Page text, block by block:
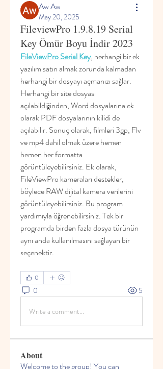
Aw Aw
May 20, 2025
FileviewPro 1.9.8.19 Serial
Key Ömür Boyu İndir 2023
FileViewPro Serial Key, herhangi bir ek
yazılım satın almak zorunda kalmadan
herhangi bir dosyayı açmanızı sağlar.
Herhangi bir site dosyası
açılabildiğinden, Word dosyalarına ek
olarak PDF dosyalarının kilidi de
açılabilir. Sonuç olarak, filmleri 3gp, Flv
ve mp4 dahil olmak üzere hemen
hemen her formatta
görüntüleyebilirsiniz. Ek olarak,
FileViewPro kameraları destekler,
böylece RAW dijital kamera verilerini
görüntüleyebilirsiniz. Bu program
yardımıyla öğrenebilirsiniz. Tek bir
programda birden fazla dosya türünün
aynı anda kullanılmasını sağlayan bir
seçenektir.
0
0 5
Write a comment...
About
Welcome to the group! You can